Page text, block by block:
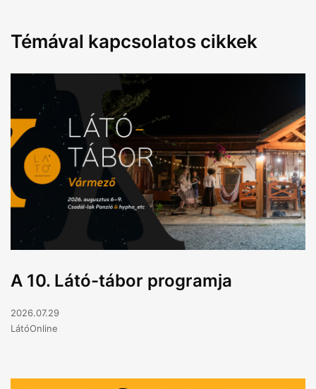
Témával kapcsolatos cikkek
A 10. Látó-tábor programja
2026.07.29
LátóOnline